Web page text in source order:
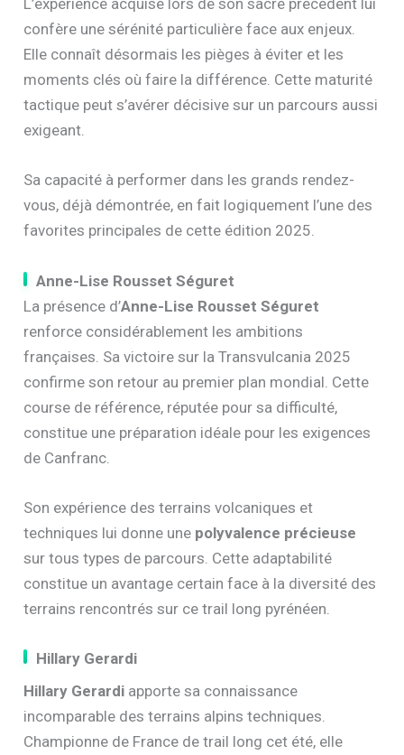
L’expérience acquise lors de son sacre précédent lui
confère une sérénité particulière face aux enjeux.
Elle connaît désormais les pièges à éviter et les
moments clés où faire la différence. Cette maturité
tactique peut s’avérer décisive sur un parcours aussi
exigeant.
Sa capacité à performer dans les grands rendez-
vous, déjà démontrée, en fait logiquement l’une des
favorites principales de cette édition 2025.
Anne-Lise Rousset Séguret
La présence d’Anne-Lise Rousset Séguret
renforce considérablement les ambitions
françaises. Sa victoire sur la Transvulcania 2025
confirme son retour au premier plan mondial. Cette
course de référence, réputée pour sa difficulté,
constitue une préparation idéale pour les exigences
de Canfranc.
Son expérience des terrains volcaniques et
techniques lui donne une polyvalence précieuse
sur tous types de parcours. Cette adaptabilité
constitue un avantage certain face à la diversité des
terrains rencontrés sur ce trail long pyrénéen.
Hillary Gerardi
Hillary Gerardi apporte sa connaissance
incomparable des terrains alpins techniques.
Championne de France de trail long cet été, elle